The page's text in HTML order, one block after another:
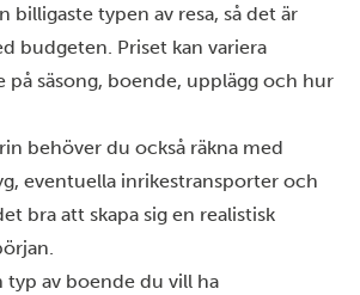
billigaste typen av resa, så det är
budgeten. Priset kan variera
på säsong, boende, upplägg och hur
behöver du också räkna med
eventuella inrikestransporter och
bra att skapa sig en realistisk
typ av boende du vill ha